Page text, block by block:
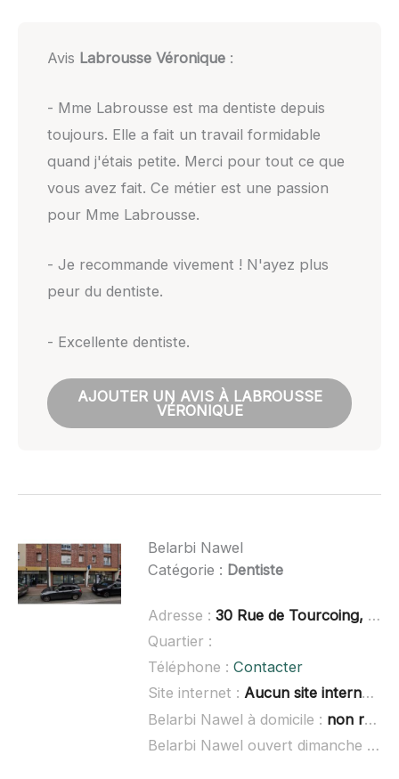
Avis Labrousse Véronique:
- Mme Labrousse est ma dentiste depuis
toujours. Elle a fait un travail formidable
quand j'étais petite. Merci pour tout ce que
vous avez fait. Ce métier est une passion
pour Mme Labrousse.
- Je recommande vivement ! N'ayez plus
peur du dentiste.
- Excellente dentiste.
AJOUTER UN AVIS À LABROUSSE
VÉRONIQUE
Belarbi Nawel
Catégorie : Dentiste
Adresse : 30 Rue de Tourcoing, 59960 Neuville-en-Ferrain, France
Quartier :
Téléphone : Contacter
Site internet : Aucun site internet connu
Belarbi Nawel à domicile : non renseigné
Belarbi Nawel ouvert dimanche :